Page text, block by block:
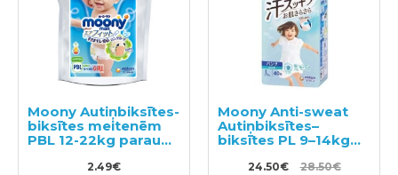
Moony Autiņbiksītes-
biksītes meitenēm
PBL 12-22kg paraugs
2.49€
Moony Anti-sweat
Autiņbiksītes–
biksītes PL 9–14kg
24.50€ 28.50€